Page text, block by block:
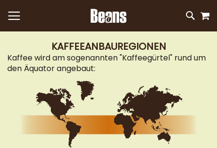
DIREKT
ZUM
INHALT
KAFFEEANBAUREGIONEN
Kaffee wird am sogenannten "Kaffeegürtel" rund um
den Äquator angebaut: